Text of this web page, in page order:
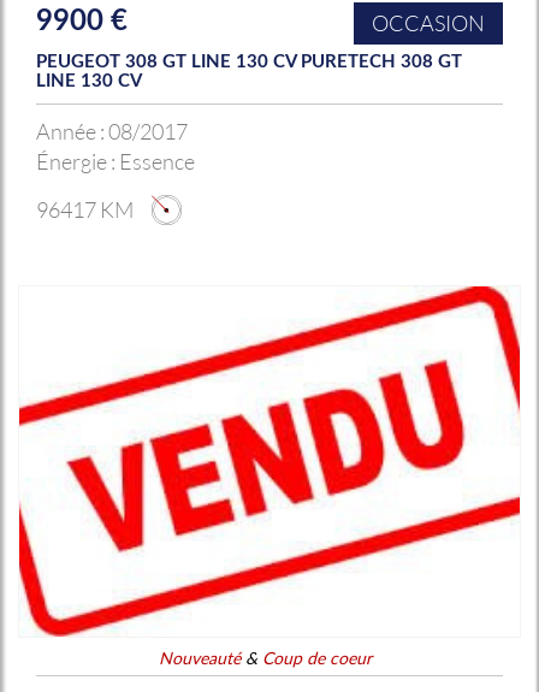
9900 € OCCASION
PEUGEOT 308 GT LINE 130 CV PURETECH 308 GT
LINE 130 CV
Année :08/2017
Énergie : Essence
96417 KM
Nouveauté& Coup de coeur